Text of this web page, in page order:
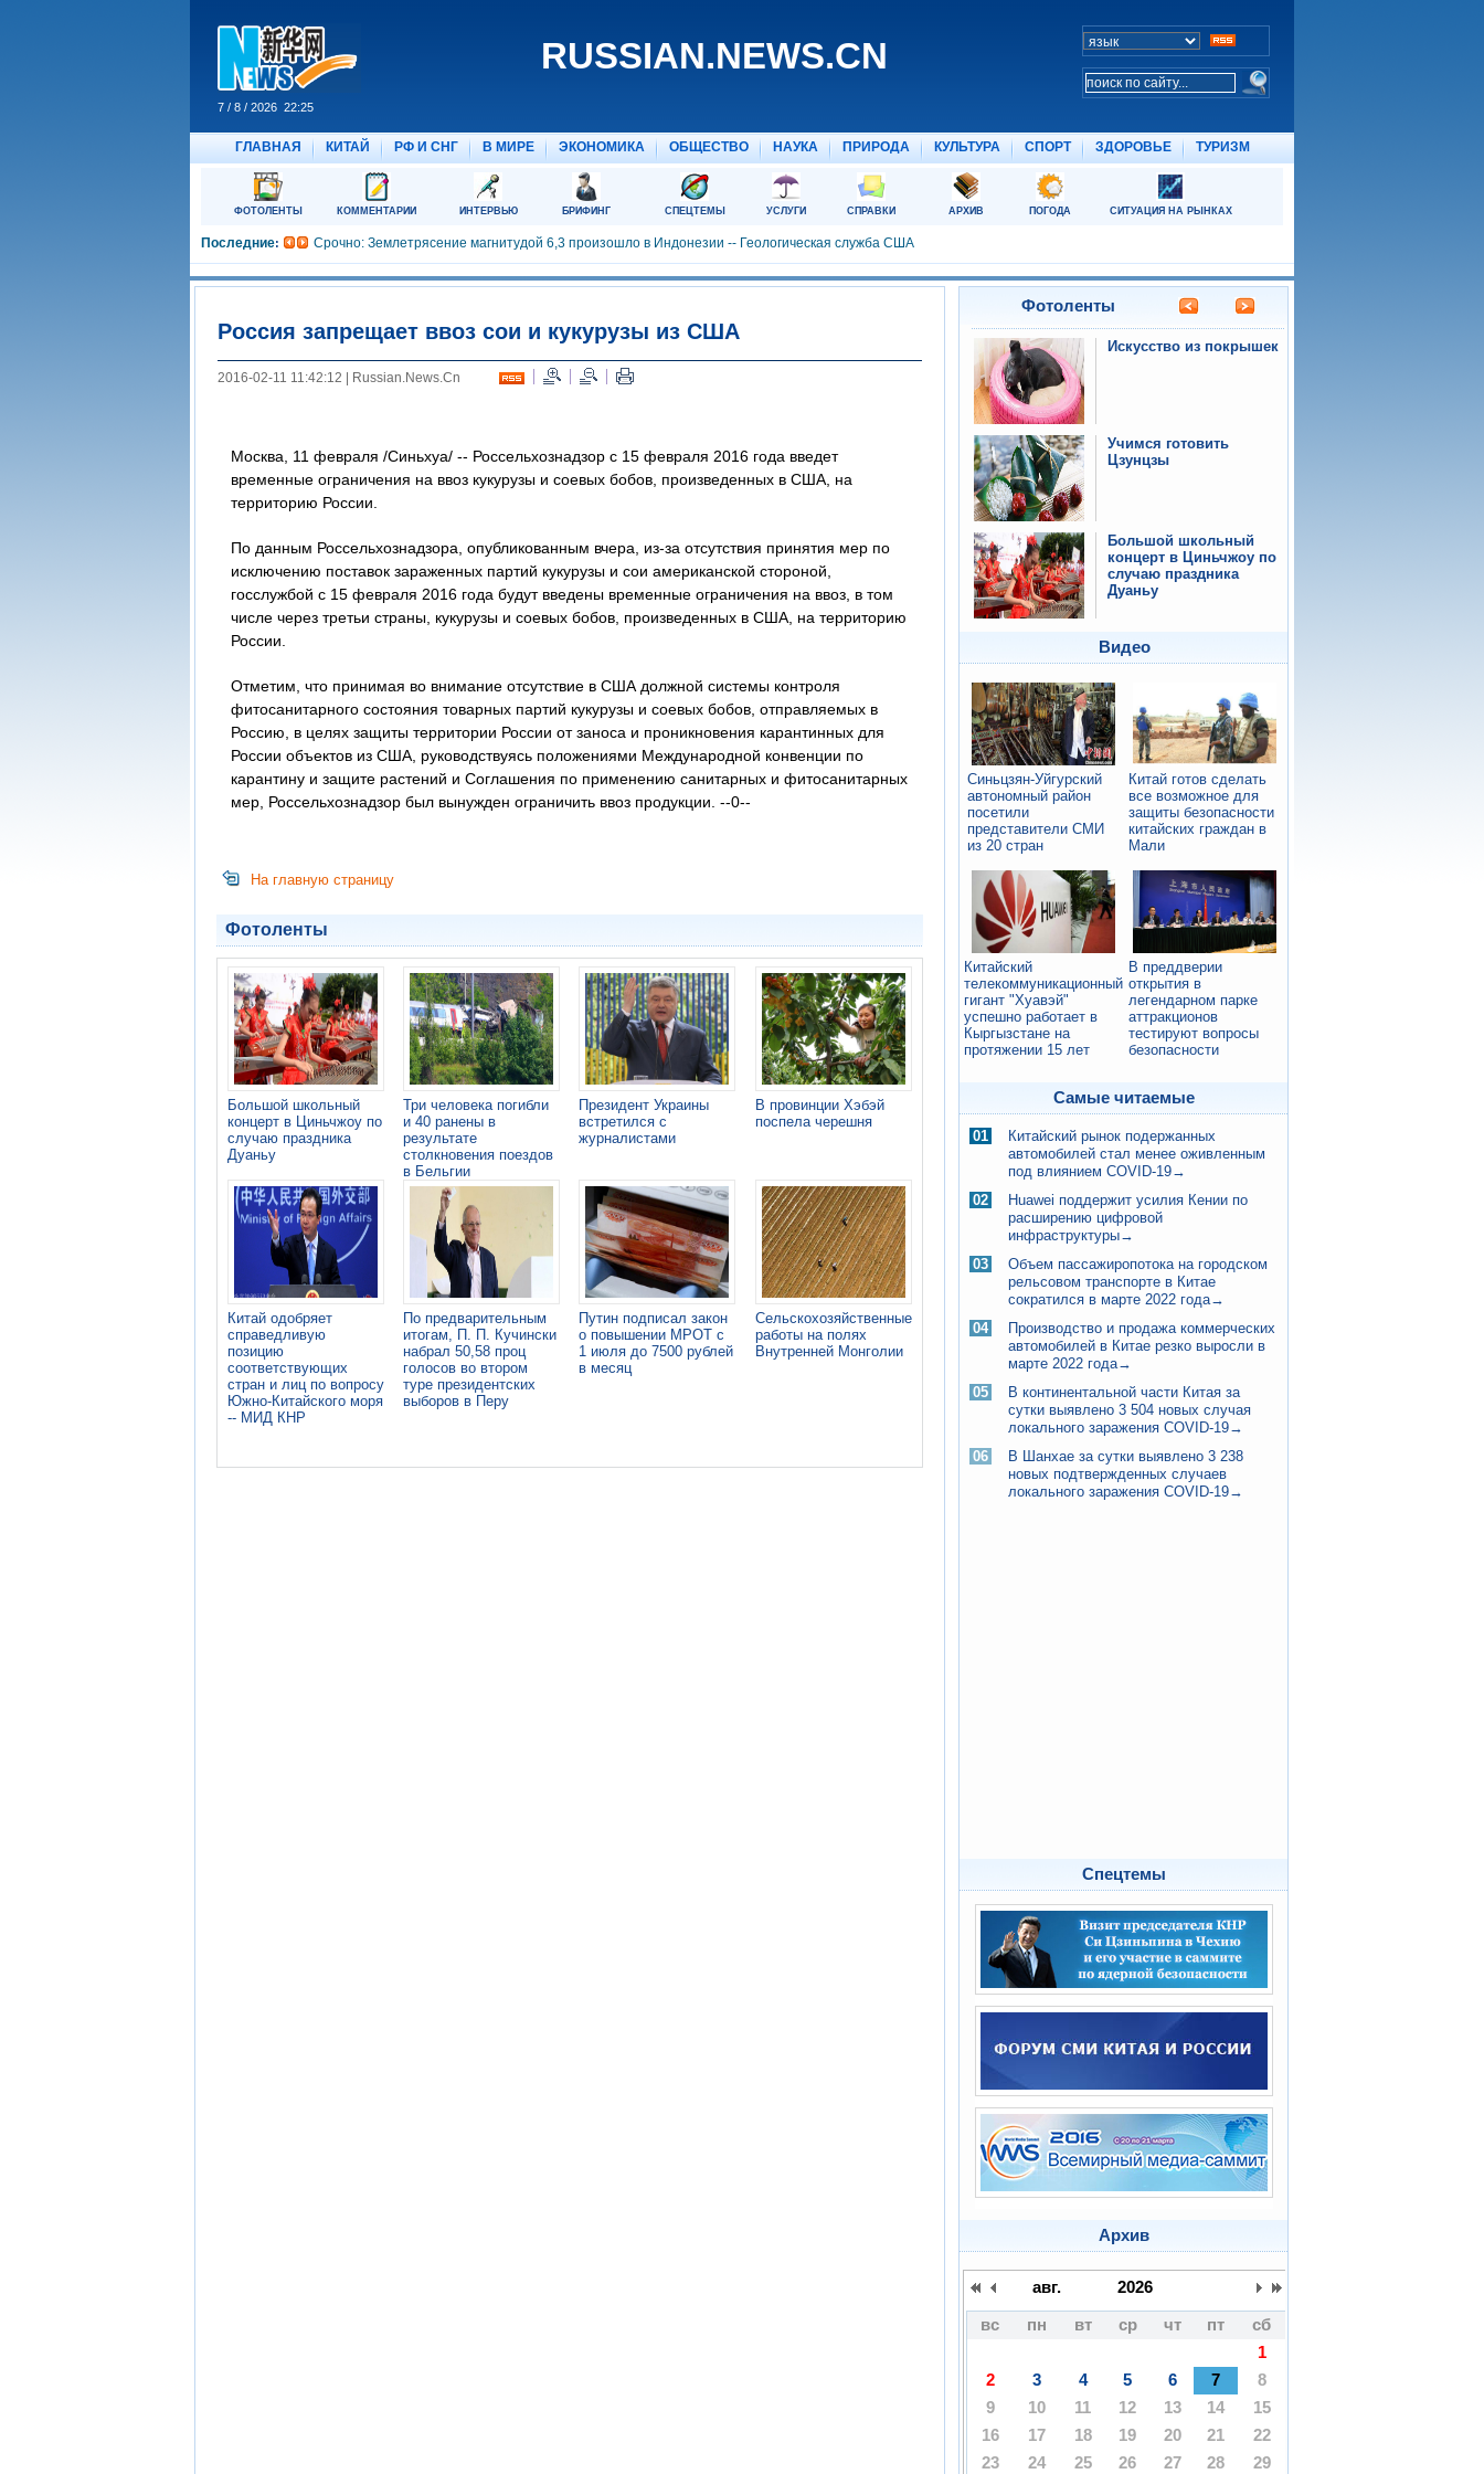
Россия запрещает ввоз сои и кукурузы из США
2016-02-11 11:42:12 | Russian.News.Cn
Москва, 11 февраля /Синьхуа/ -- Россельхознадзор с 15 февраля 2016 года введет
временные ограничения на ввоз кукурузы и соевых бобов, произведенных в США, на
территорию России.
По данным Россельхознадзора, опубликованным вчера, из-за отсутствия принятия мер по
исключению поставок зараженных партий кукурузы и сои американской стороной,
госслужбой с 15 февраля 2016 года будут введены временные ограничения на ввоз, в том
числе через третьи страны, кукурузы и соевых бобов, произведенных в США, на территорию
России.
Отметим, что принимая во внимание отсутствие в США должной системы контроля
фитосанитарного состояния товарных партий кукурузы и соевых бобов, отправляемых в
Россию, в целях защиты территории России от заноса и проникновения карантинных для
России объектов из США, руководствуясь положениями Международной конвенции по
карантину и защите растений и Соглашения по применению санитарных и фитосанитарных
мер, Россельхознадзор был вынужден ограничить ввоз продукции. --0--
На главную страницу